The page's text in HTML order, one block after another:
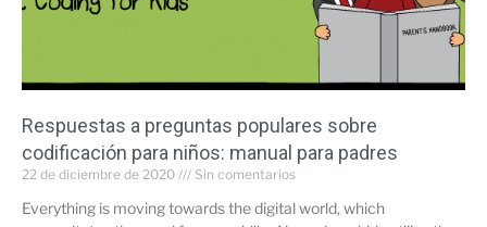
Respuestas a preguntas populares sobre
codificación para niños: manual para padres
22 de diciembre de 2020 Sin comentarios
Everything is moving towards the digital world, which